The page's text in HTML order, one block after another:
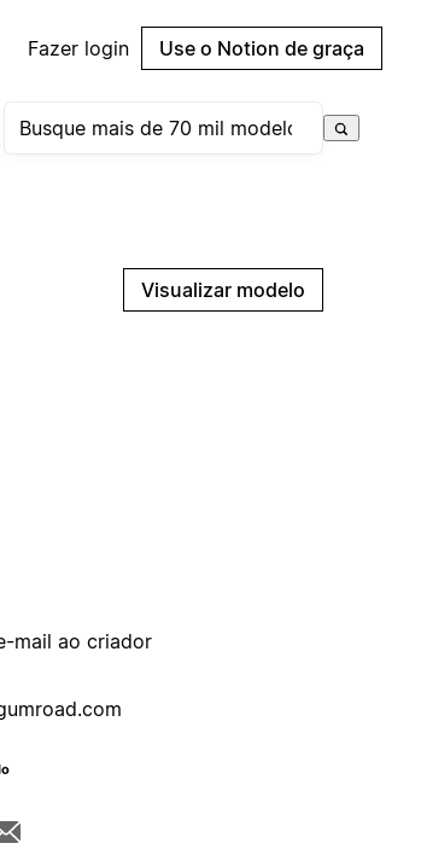
Fazer login Use o Notion de graça
Visualizar modelo
mail ao criador